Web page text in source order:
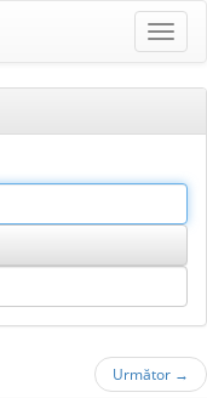
Următor →